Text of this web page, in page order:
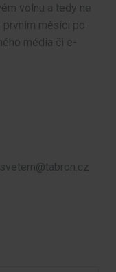
volnu a tedy ne
prvním měsíci po
média či e-